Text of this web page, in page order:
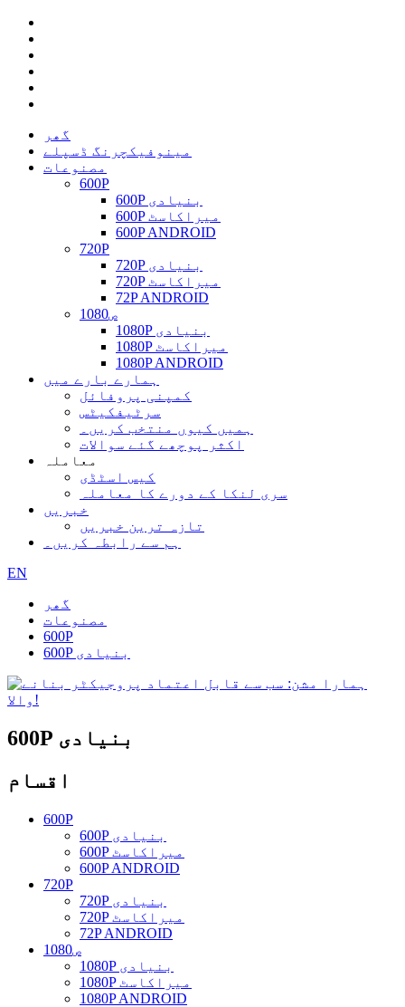
گھر
مینوفیکچرنگ ڈسپلے
مصنوعات
600P
600P بنیادی
600P میراکاسٹ
600P ANDROID
720P
720P بنیادی
720P میراکاسٹ
72P ANDROID
1080ص
1080P بنیادی
1080P میراکاسٹ
1080P ANDROID
ہمارے بارے میں
کمپنی پروفائل
سرٹیفکیٹس
ہمیں کیوں منتخب کریں۔
اکثر پوچھے گئے سوالات
معاملہ
کیس اسٹڈی
سری لنکا کے دورے کا معاملہ
خبریں
تازہ ترین خبریں
ہم سے رابطہ کریں۔
EN
گھر
مصنوعات
600P
600P بنیادی
600P بنیادی
اقسام
600P
600P بنیادی
600P میراکاسٹ
600P ANDROID
720P
720P بنیادی
720P میراکاسٹ
72P ANDROID
1080ص
1080P بنیادی
1080P میراکاسٹ
1080P ANDROID